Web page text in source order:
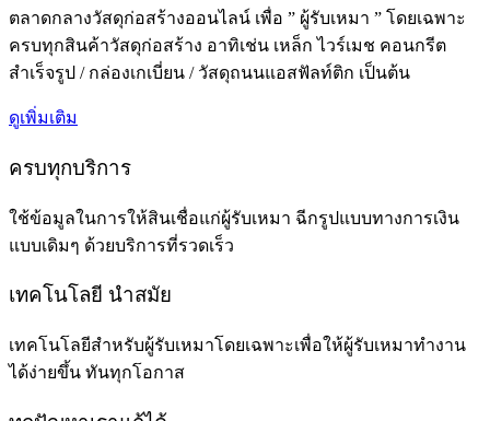
ตลาดกลางวัสดุก่อสร้างออนไลน์ เพื่อ ” ผู้รับเหมา ” โดยเฉพาะ
ครบทุกสินค้าวัสดุก่อสร้าง อาทิเช่น เหล็ก ไวร์เมช คอนกรีต
สำเร็จรูป / กล่องเกเบี่ยน / วัสดุถนนแอสฟัลท์ติก เป็นต้น
ดูเพิ่มเติม
ครบทุกบริการ
ใช้ข้อมูลในการให้สินเชื่อแก่ผู้รับเหมา ฉีกรูปแบบทางการเงิน
แบบเดิมๆ ด้วยบริการที่รวดเร็ว
เทคโนโลยี นำสมัย
เทคโนโลยีสำหรับผู้รับเหมาโดยเฉพาะเพื่อให้ผู้รับเหมาทำงาน
ได้ง่ายขึ้น ทันทุกโอกาส